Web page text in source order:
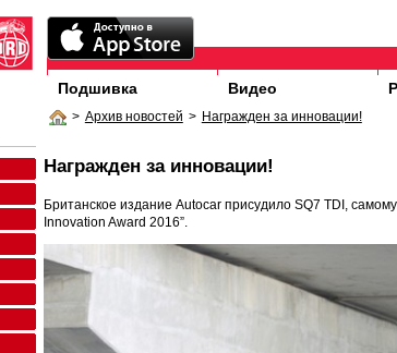
Подшивка Видео
> Архив новостей > Награжден за инновации!
Награжден за инновации!
Британское издание Autocar присудило SQ7 TDI,
Innovation Award 2016”.